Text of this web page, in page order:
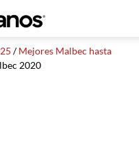
/Mejores Malbec hasta
2020